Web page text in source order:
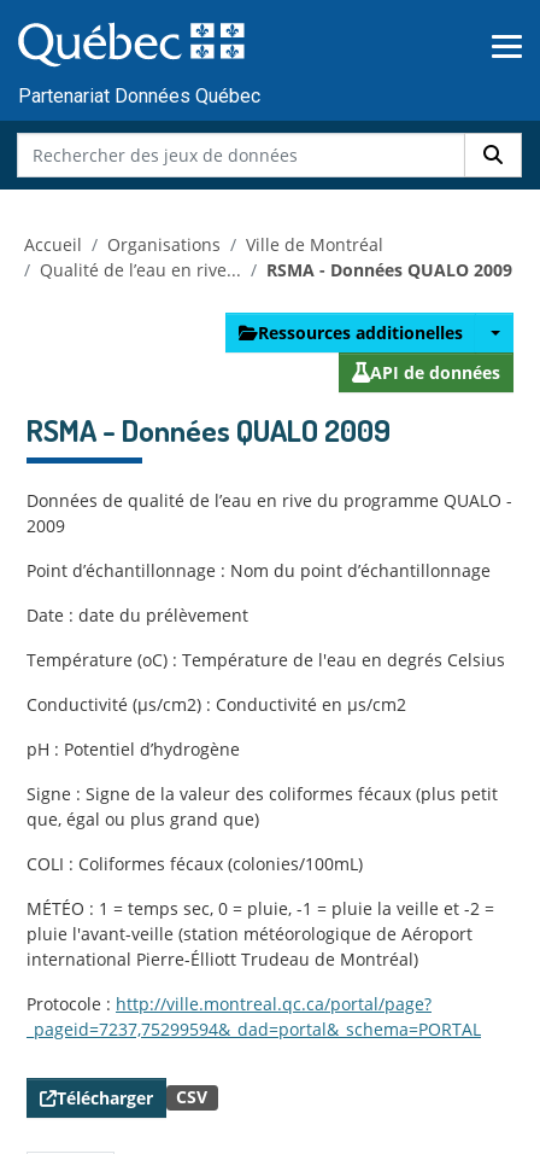
au
contenu
Partenariat Données Québec
Accueil Organisations
Ville de Montréal
Qualité de l’eau en rive...
RSMA - Données QUALO 2009
Ressources additionelles
API de données
RSMA - Données QUALO 2009
Données de qualité de l’eau en rive du programme QUALO -
2009
Point d’échantillonnage : Nom du point d’échantillonnage
Date : date du prélèvement
Température (oC) : Température de l'eau en degrés Celsius
Conductivité (µs/cm2) : Conductivité en µs/cm2
pH : Potentiel d’hydrogène
Signe : Signe de la valeur des coliformes fécaux (plus petit
que, égal ou plus grand que)
COLI : Coliformes fécaux (colonies/100mL)
MÉTÉO : 1 = temps sec, 0 = pluie, -1 = pluie la veille et -2 =
pluie l'avant-veille (station météorologique de Aéroport
international Pierre-Élliott Trudeau de Montréal)
Protocole : http://ville.montreal.qc.ca/portal/page?
_pageid=7237,75299594&_dad=portal&_schema=PORTAL
Télécharger CSV